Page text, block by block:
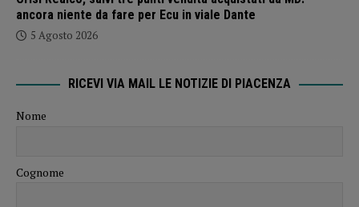
ancora niente da fare per Ecu in viale Dante
5 Agosto 2026
RICEVI VIA MAIL LE NOTIZIE DI PIACENZA
Nome
Cognome